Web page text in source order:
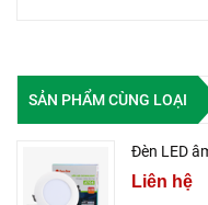
SẢN PHẨM CÙNG LOẠI
Đèn LED
Liên hệ